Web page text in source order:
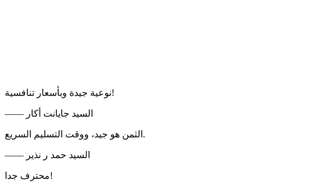
نوعية جيدة وبأسعار تنافسية!
—— السيد جايانت أكار
الثمن هو جيد، ووقت التسليم السريع.
—— السيد حمد ر نذير
محترف جدا!